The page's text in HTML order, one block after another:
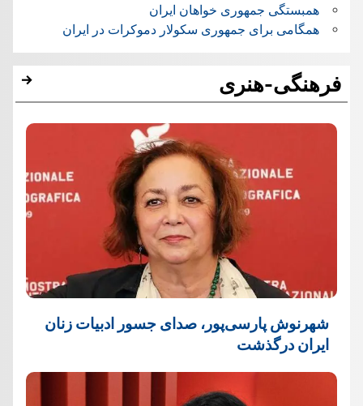
همبستگی جمهوری خواهان ایران
همگامی برای جمهوری سکولار دموکرات در ایران
فرهنگی-هنری
شهرنوش پارسی‌پور، صدای جسور ادبیات زنان
ایران درگذشت